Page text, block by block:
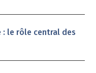
: le rôle central des